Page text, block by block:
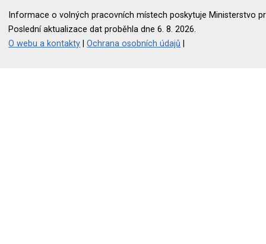
Informace o volných pracovních místech poskytuje Ministerstvo
Poslední aktualizace dat proběhla dne 6. 8. 2026.
O webu a kontakty |Ochrana osobních údajů